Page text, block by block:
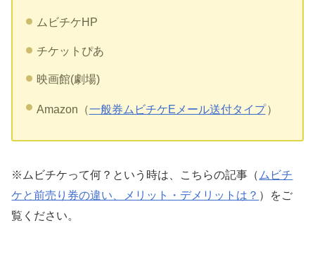
ムビチケHP
チケットぴあ
映画館(劇場)
Amazon（一般券ムビチケEメール送付タイプ）
※ムビチケって何？という時は、こちらの記事（ ムビチ
ケと前売り券の違い、メリット・デメリットは？ ）をご
覧ください。